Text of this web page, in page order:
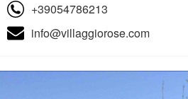
+39054786213
info@villaggiorose.com